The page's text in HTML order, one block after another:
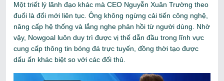
Một triết lý lãnh đạo khác mà CEO Nguyễn Xuân Trường theo
đuổi là đổi mới liên tục. Ông không ngừng cải tiến công nghệ,
nâng cấp hệ thống và lắng nghe phản hồi từ người dùng. Nhờ
vậy, Nowgoal luôn duy trì được vị thế dẫn đầu trong lĩnh vực
cung cấp thông tin bóng đá trực tuyến, đồng thời tạo được
dấu ấn khác biệt so với các đối thủ.